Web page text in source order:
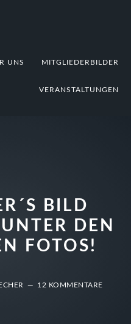
UNS MITGLIEDERBILDER
VERANSTALTUNGEN
BILD
DEN
FOTOS!
12 KOMMENTARE